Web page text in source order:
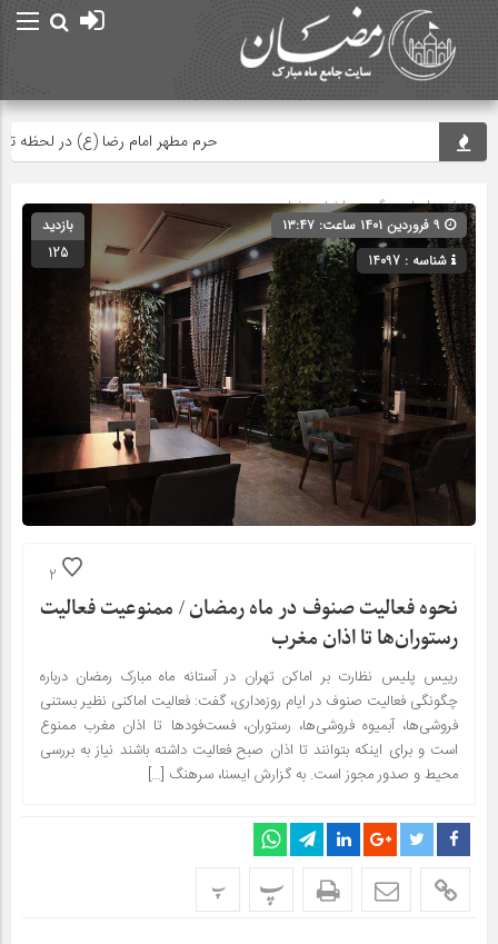
حرم مطهر امام رضا (ع) در لحظه
صفحه اصلی» گروه »اخبار رمضان
شناسه : 14097
بازدید
125
2
نحوه فعالیت صنوف در ماه رمضان / ممنوعیت فعالیت
رستوران‌ها تا اذان مغرب
رییس پلیس نظارت بر اماکن تهران در آستانه ماه مبارک رمضان درباره
چگونگی فعالیت صنوف در ایام روزه‌داری، گفت: فعالیت اماکنی نظیر بستنی
فروشی‌ها، آبمیوه فروشی‌ها، رستوران، فست‌فودها تا اذان مغرب ممنوع
است و برای اینکه بتوانند تا اذان صبح فعالیت داشته باشند نیاز به بررسی
محیط و صدور مجوز است. به گزارش ایسنا، سرهنگ […]
پ پ